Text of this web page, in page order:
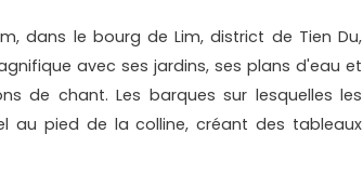
dans le bourg de Lim, district de Tien Du,
avec ses jardins, ses plans d'eau et
de chant. Les barques sur lesquelles les
au pied de la colline, créant des tableaux